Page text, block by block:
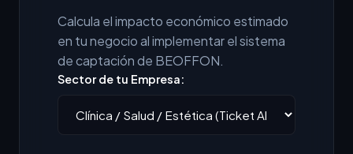
Calcula el impacto económico estimado
en tu negocio al implementar el sistema
de captación de BEOFFON.
Sector de tu Empresa: